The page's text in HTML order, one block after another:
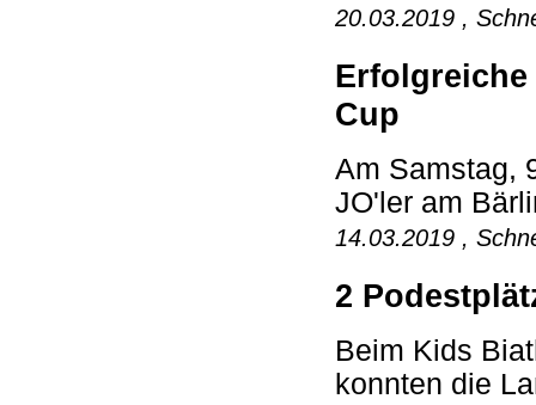
20.03.2019 ,
Erfolgreiche
Cup
Am Samstag,
JO'ler am
14.03.2019 ,
2
Beim Kids
konnten die